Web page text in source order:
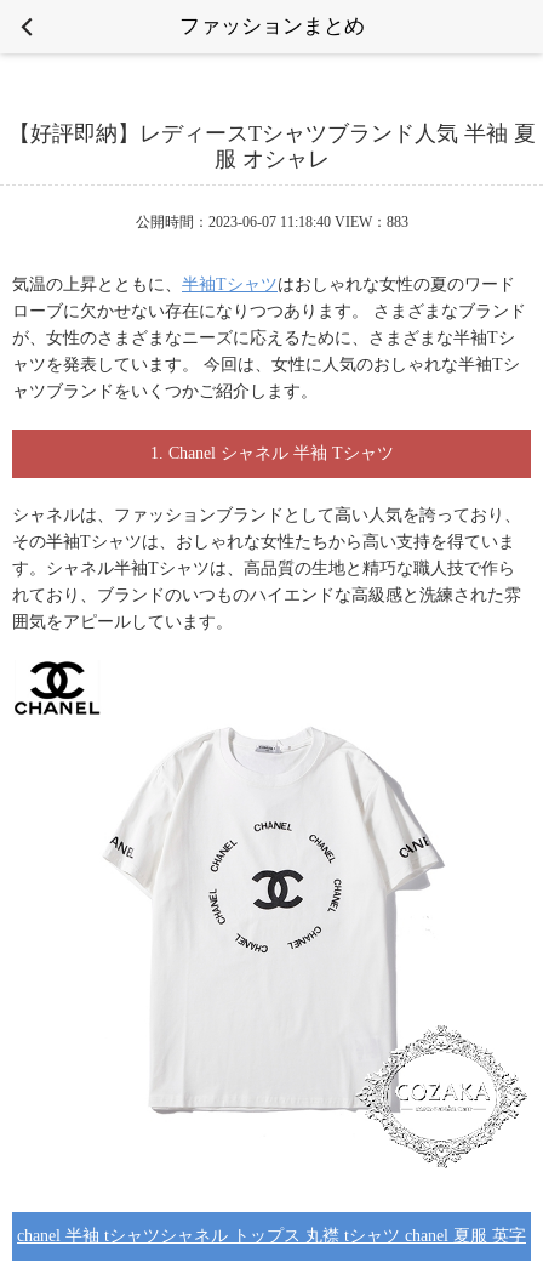
ファッションまとめ
【好評即納】レディースTシャツブランド人気 半袖 夏
服 オシャレ
公開時間：2023-06-07 11:18:40 VIEW：883
気温の上昇とともに、 半袖Tシャツはおしゃれな女性の夏のワード
ローブに欠かせない存在になりつつあります。 さまざまなブランド
が、女性のさまざまなニーズに応えるために、さまざまな半袖Tシ
ャツを発表しています。 今回は、女性に人気のおしゃれな半袖Tシ
ャツブランド をいくつかご紹介します。
1. Chanel シャネル 半袖 Tシャツ
シャネルは、ファッションブランドとして高い人気を誇っており、
その半袖Tシャツは、おしゃれな女性たちから高い支持を得ていま
す。 シャネル半袖Tシャツは、高品質の生地と精巧な職人技で作ら
れており、ブランドのいつものハイエンドな高級感と洗練された雰
囲気をアピールしています。
chanel 半袖 tシャツシャネル トップス 丸襟 tシャツ chanel 夏服 英字